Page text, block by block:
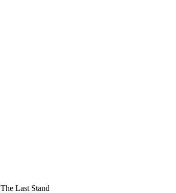
The Last Stand